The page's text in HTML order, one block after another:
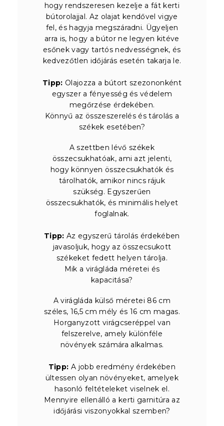
hogy rendszeresen kezelje a fát kerti
bútorolajjal. Az olajat kendővel vigye
fel, és hagyja megszáradni. Ügyeljen
arra is, hogy a bútor ne legyen kitéve
esőnek vagy tartós nedvességnek, és
kedvezőtlen időjárás esetén takarja le.
Tipp: Olajozza a bútort szezononként
egyszer a fényesség és védelem
megőrzése érdekében.
Könnyű az összeszerelés és tárolás a
székek esetében?
A szettben lévő székek
összecsukhatóak, ami azt jelenti,
hogy könnyen összecsukhatók és
tárolhatók, amikor nincs rájuk
szükség. Egyszerűen
összecsukhatók, és minimális helyet
foglalnak.
Tipp: Az egyszerű tárolás érdekében
javasoljuk, hogy az összecsukott
székeket fedett helyen tárolja.
Mik a virágláda méretei és
kapacitása?
A virágláda külső méretei 86 cm
széles, 16,5 cm mély és 16 cm magas.
Horganyzott virágcseréppel van
felszerelve, amely különféle
növények számára alkalmas.
Tipp: A jobb eredmény érdekében
ültessen olyan növényeket, amelyek
hasonló feltételeket viselnek el.
Mennyire ellenálló a kerti garnitúra az
időjárási viszonyokkal szemben?